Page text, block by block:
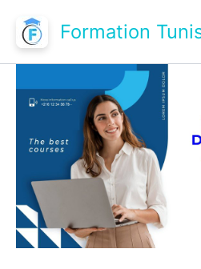
contenu
Formation